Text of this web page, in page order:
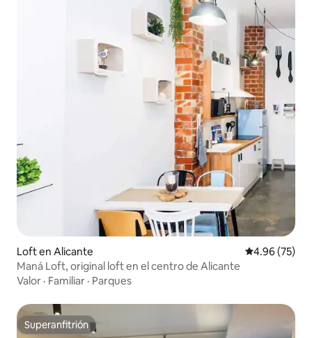
Loft en Alicante Calificación
4.96 (75)
Maná Loft, original loft en el centro de Alicante
Valor · Familiar · Parques
Superanfitrión
Superanfitrión